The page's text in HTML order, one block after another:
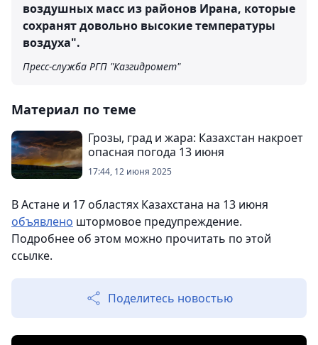
воздушных масс из районов Ирана, которые
сохранят довольно высокие температуры
воздуха".
Пресс-служба РГП "Казгидромет"
Материал по теме
Грозы, град и жара: Казахстан накроет
опасная погода 13 июня
17:44, 12 июня 2025
В Астане и 17 областях Казахстана на 13 июня
объявлено штормовое предупреждение.
Подробнее об этом можно прочитать по этой
ссылке.
Поделитесь новостью